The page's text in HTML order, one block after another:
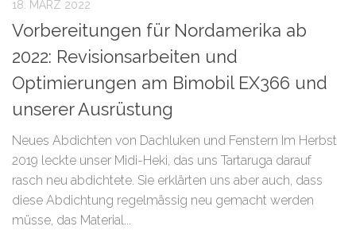
18. MÄRZ 2022
Vorbereitungen für Nordamerika ab
2022: Revisionsarbeiten und
Optimierungen am Bimobil EX366 und
unserer Ausrüstung
Neues Abdichten von Dachluken und Fenstern Im Herbst
2019 leckte unser Midi-Heki, das uns Tartaruga darauf
rasch neu abdichtete. Sie erklärten uns aber auch, dass
diese Abdichtung regelmässig neu gemacht werden
müsse, das Material...